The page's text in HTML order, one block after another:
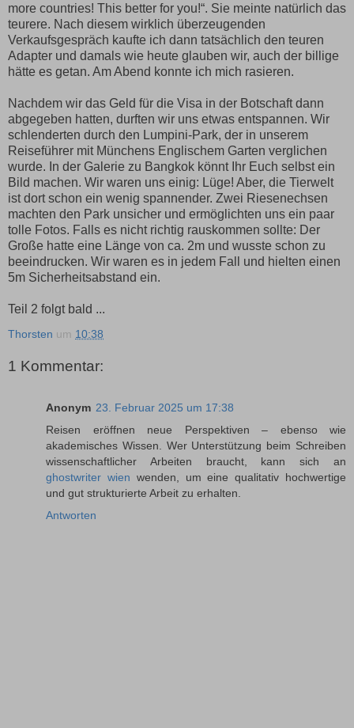
more countries! This better for you!“. Sie meinte natürlich das
teurere. Nach diesem wirklich überzeugenden
Verkaufsgespräch kaufte ich dann tatsächlich den teuren
Adapter und damals wie heute glauben wir, auch der billige
hätte es getan. Am Abend konnte ich mich rasieren.
Nachdem wir das Geld für die Visa in der Botschaft dann
abgegeben hatten, durften wir uns etwas entspannen. Wir
schlenderten durch den Lumpini-Park, der in unserem
Reiseführer mit Münchens Englischem Garten verglichen
wurde. In der Galerie zu Bangkok könnt Ihr Euch selbst ein
Bild machen. Wir waren uns einig: Lüge! Aber, die Tierwelt
ist dort schon ein wenig spannender. Zwei Riesenechsen
machten den Park unsicher und ermöglichten uns ein paar
tolle Fotos. Falls es nicht richtig rauskommen sollte: Der
Große hatte eine Länge von ca. 2m und wusste schon zu
beeindrucken. Wir waren es in jedem Fall und hielten einen
5m Sicherheitsabstand ein.
Teil 2 folgt bald ...
Thorsten um 10:38
1 Kommentar:
Anonym 23. Februar 2025 um 17:38
Reisen eröffnen neue Perspektiven – ebenso wie
akademisches Wissen. Wer Unterstützung beim Schreiben
wissenschaftlicher Arbeiten braucht, kann sich an
ghostwriter wien wenden, um eine qualitativ hochwertige
und gut strukturierte Arbeit zu erhalten.
Antworten